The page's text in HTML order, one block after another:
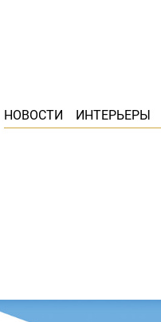
НОВОСТИ ИНТЕРЬЕРЫ